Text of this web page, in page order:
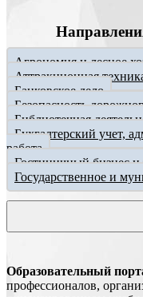
Агрономия и лесное
Аттракционная
Банковское дело
Безопасность
Библиотечная
Бухгалтерский учет,
работа
Гостиничный бизнес и
Государственное и
Образовательный
профессионалов,